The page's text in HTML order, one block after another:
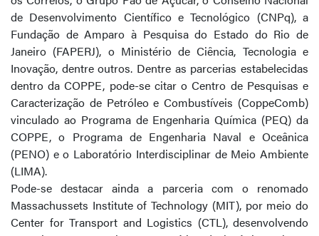
de Desenvolvimento Científico e Tecnológico (CNPq), a
Fundação de Amparo à Pesquisa do Estado do Rio de
Janeiro (FAPERJ), o Ministério de Ciência, Tecnologia e
Inovação, dentre outros. Dentre as parcerias estabelecidas
dentro da COPPE, pode-se citar o Centro de Pesquisas e
Caracterização de Petróleo e Combustíveis (CoppeComb)
vinculado ao Programa de Engenharia Química (PEQ) da
COPPE, o Programa de Engenharia Naval e Oceânica
(PENO) e o Laboratório Interdisciplinar de Meio Ambiente
(LIMA).
Pode-se destacar ainda a parceria com o renomado
Massachussets Institute of Technology (MIT), por meio do
Center for Transport and Logistics (CTL), desenvolvendo